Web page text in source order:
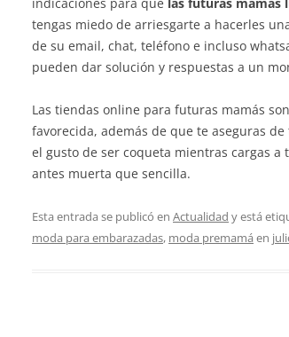
tengas miedo de arriesgarte a hacerles
de su email, chat, teléfono e incluso
pueden dar solución y respuestas a un
Las tiendas online para futuras mamás
favorecida, además de que te aseguras
el gusto de ser coqueta mientras cargas
antes muerta que sencilla.
Esta entrada se publicó en Actualidad y está
moda para embarazadas, moda premamá en